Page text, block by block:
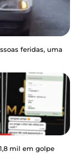
feridas, uma
mil em golpe